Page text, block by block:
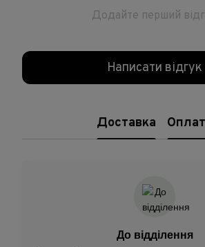
Додайте перший
Написати відгук
Доставка
До відділення